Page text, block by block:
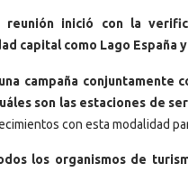
reunión inició con la
capital como Lago España
campaña conjuntamente
son las estaciones de
con esta modalidad
los organismos de